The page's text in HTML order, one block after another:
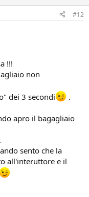
#12
!!!
non
dei 3 secondi
.
apro il bagagliaio
sento che la
all'interuttore e il